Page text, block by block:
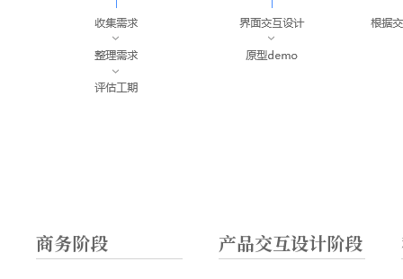
商务阶段 产品交互设计阶段